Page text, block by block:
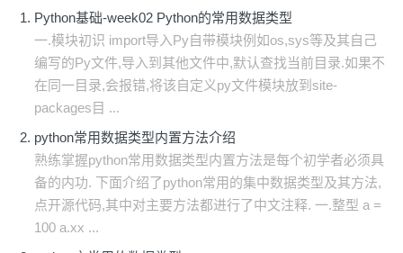
Python基础-week02 Python的常用数据类型
一.模块初识 import导入Py自带模块例如os,sys等及其自己
编写的Py文件,导入到其他文件中,默认查找当前目录.如果不
在同一目录,会报错,将该自定义py文件模块放到site-
packages目 ...
python常用数据类型内置方法介绍
熟练掌握python常用数据类型内置方法是每个初学者必须具
备的内功. 下面介绍了python常用的集中数据类型及其方法,
点开源代码,其中对主要方法都进行了中文注释. 一.整型 a =
100 a.xx ...